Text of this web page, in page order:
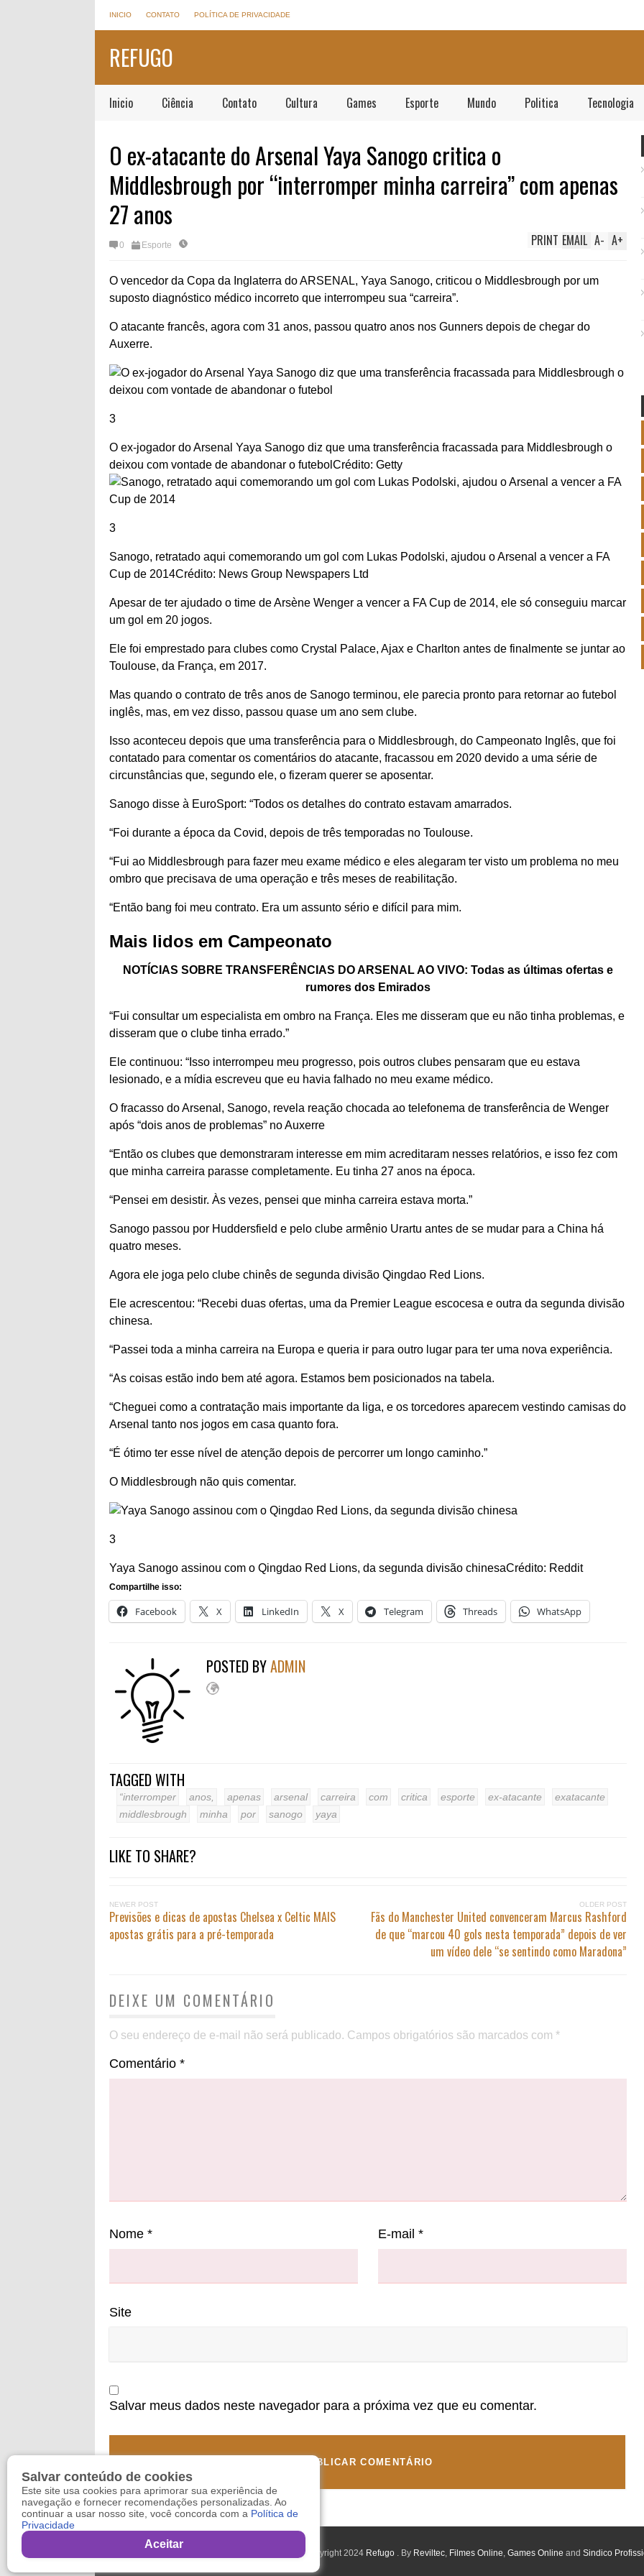
INICIO CONTATO POLÍTICA DE PRIVACIDADE
REFUGO
Inicio Ciência Contato Cultura Games Esporte Mundo Politica Tecnologia
O ex-atacante do Arsenal Yaya Sanogo critica o
Middlesbrough por “interromper minha carreira” com apenas
27 anos
0 Esporte A+
A-
EMAIL
PRINT
O vencedor da Copa da Inglaterra do ARSENAL, Yaya Sanogo, criticou o Middlesbrough por um
suposto diagnóstico médico incorreto que interrompeu sua “carreira”.
O atacante francês, agora com 31 anos, passou quatro anos nos Gunners depois de chegar do
Auxerre.
3
O ex-jogador do Arsenal Yaya Sanogo diz que uma transferência fracassada para Middlesbrough o
deixou com vontade de abandonar o futebol Crédito: Getty
3
Sanogo, retratado aqui comemorando um gol com Lukas Podolski, ajudou o Arsenal a vencer a FA
Cup de 2014Crédito: News Group Newspapers Ltd
Apesar de ter ajudado o time de Arsène Wenger a vencer a FA Cup de 2014, ele só conseguiu marcar
um gol em 20 jogos.
Ele foi emprestado para clubes como Crystal Palace, Ajax e Charlton antes de finalmente se juntar ao
Toulouse, da França, em 2017.
Mas quando o contrato de três anos de Sanogo terminou, ele parecia pronto para retornar ao futebol
inglês, mas, em vez disso, passou quase um ano sem clube.
Isso aconteceu depois que uma transferência para o Middlesbrough, do Campeonato Inglês, que foi
contatado para comentar os comentários do atacante, fracassou em 2020 devido a uma série de
circunstâncias que, segundo ele, o fizeram querer se aposentar.
Sanogo disse à EuroSport: “Todos os detalhes do contrato estavam amarrados.
“Foi durante a época da Covid, depois de três temporadas no Toulouse.
“Fui ao Middlesbrough para fazer meu exame médico e eles alegaram ter visto um problema no meu
ombro que precisava de uma operação e três meses de reabilitação.
“Então bang foi meu contrato. Era um assunto sério e difícil para mim.
Mais lidos em Campeonato
NOTÍCIAS SOBRE TRANSFERÊNCIAS DO ARSENAL AO VIVO: Todas as últimas ofertas e
rumores dos Emirados
“Fui consultar um especialista em ombro na França. Eles me disseram que eu não tinha problemas, e
disseram que o clube tinha errado.”
Ele continuou: “Isso interrompeu meu progresso, pois outros clubes pensaram que eu estava
lesionado, e a mídia escreveu que eu havia falhado no meu exame médico.
O fracasso do Arsenal, Sanogo, revela reação chocada ao telefonema de transferência de Wenger
após “dois anos de problemas” no Auxerre
“Então os clubes que demonstraram interesse em mim acreditaram nesses relatórios, e isso fez com
que minha carreira parasse completamente. Eu tinha 27 anos na época.
“Pensei em desistir. Às vezes, pensei que minha carreira estava morta.”
Sanogo passou por Huddersfield e pelo clube armênio Urartu antes de se mudar para a China há
quatro meses.
Agora ele joga pelo clube chinês de segunda divisão Qingdao Red Lions.
Ele acrescentou: “Recebi duas ofertas, uma da Premier League escocesa e outra da segunda divisão
chinesa.
“Passei toda a minha carreira na Europa e queria ir para outro lugar para ter uma nova experiência.
“As coisas estão indo bem até agora. Estamos bem posicionados na tabela.
“Cheguei como a contratação mais importante da liga, e os torcedores aparecem vestindo camisas do
Arsenal tanto nos jogos em casa quanto fora.
“É ótimo ter esse nível de atenção depois de percorrer um longo caminho.”
O Middlesbrough não quis comentar.
3
Yaya Sanogo assinou com o Qingdao Red Lions, da segunda divisão chinesaCrédito: Reddit
Compartilhe isso:
Facebook X LinkedIn X Telegram Threads WhatsApp
POSTED BYADMIN
TAGGED WITH
“interromper anos, apenas arsenal carreira com critica esporte ex-atacante
exatacante
middlesbrough
minha por sanogo yaya
LIKE TO SHARE?
NEWER POST
Previsões e dicas de apostas Chelsea x Celtic MAIS
apostas grátis para a pré-temporada
OLDER POST
Fãs do Manchester United convenceram Marcus Rashford
de que “marcou 40 gols nesta temporada” depois de ver
um vídeo dele “se sentindo como Maradona”
DEIXE UM COMENTÁRIO
O seu endereço de e-mail não será publicado. Campos obrigatórios são marcados com *
Comentário *
Nome * E-mail*
Site
Salvar meus dados neste navegador para a próxima vez que eu comentar.
Copyright 2024 Refugo . By Reviltec, Filmes Online, Games Online and Sindico
Salvar conteúdo de cookies
Este site usa cookies para aprimorar sua experiência de
navegação e fornecer recomendações personalizadas. Ao
continuar a usar nosso site, você concorda com a Política de
Privacidade
Aceitar